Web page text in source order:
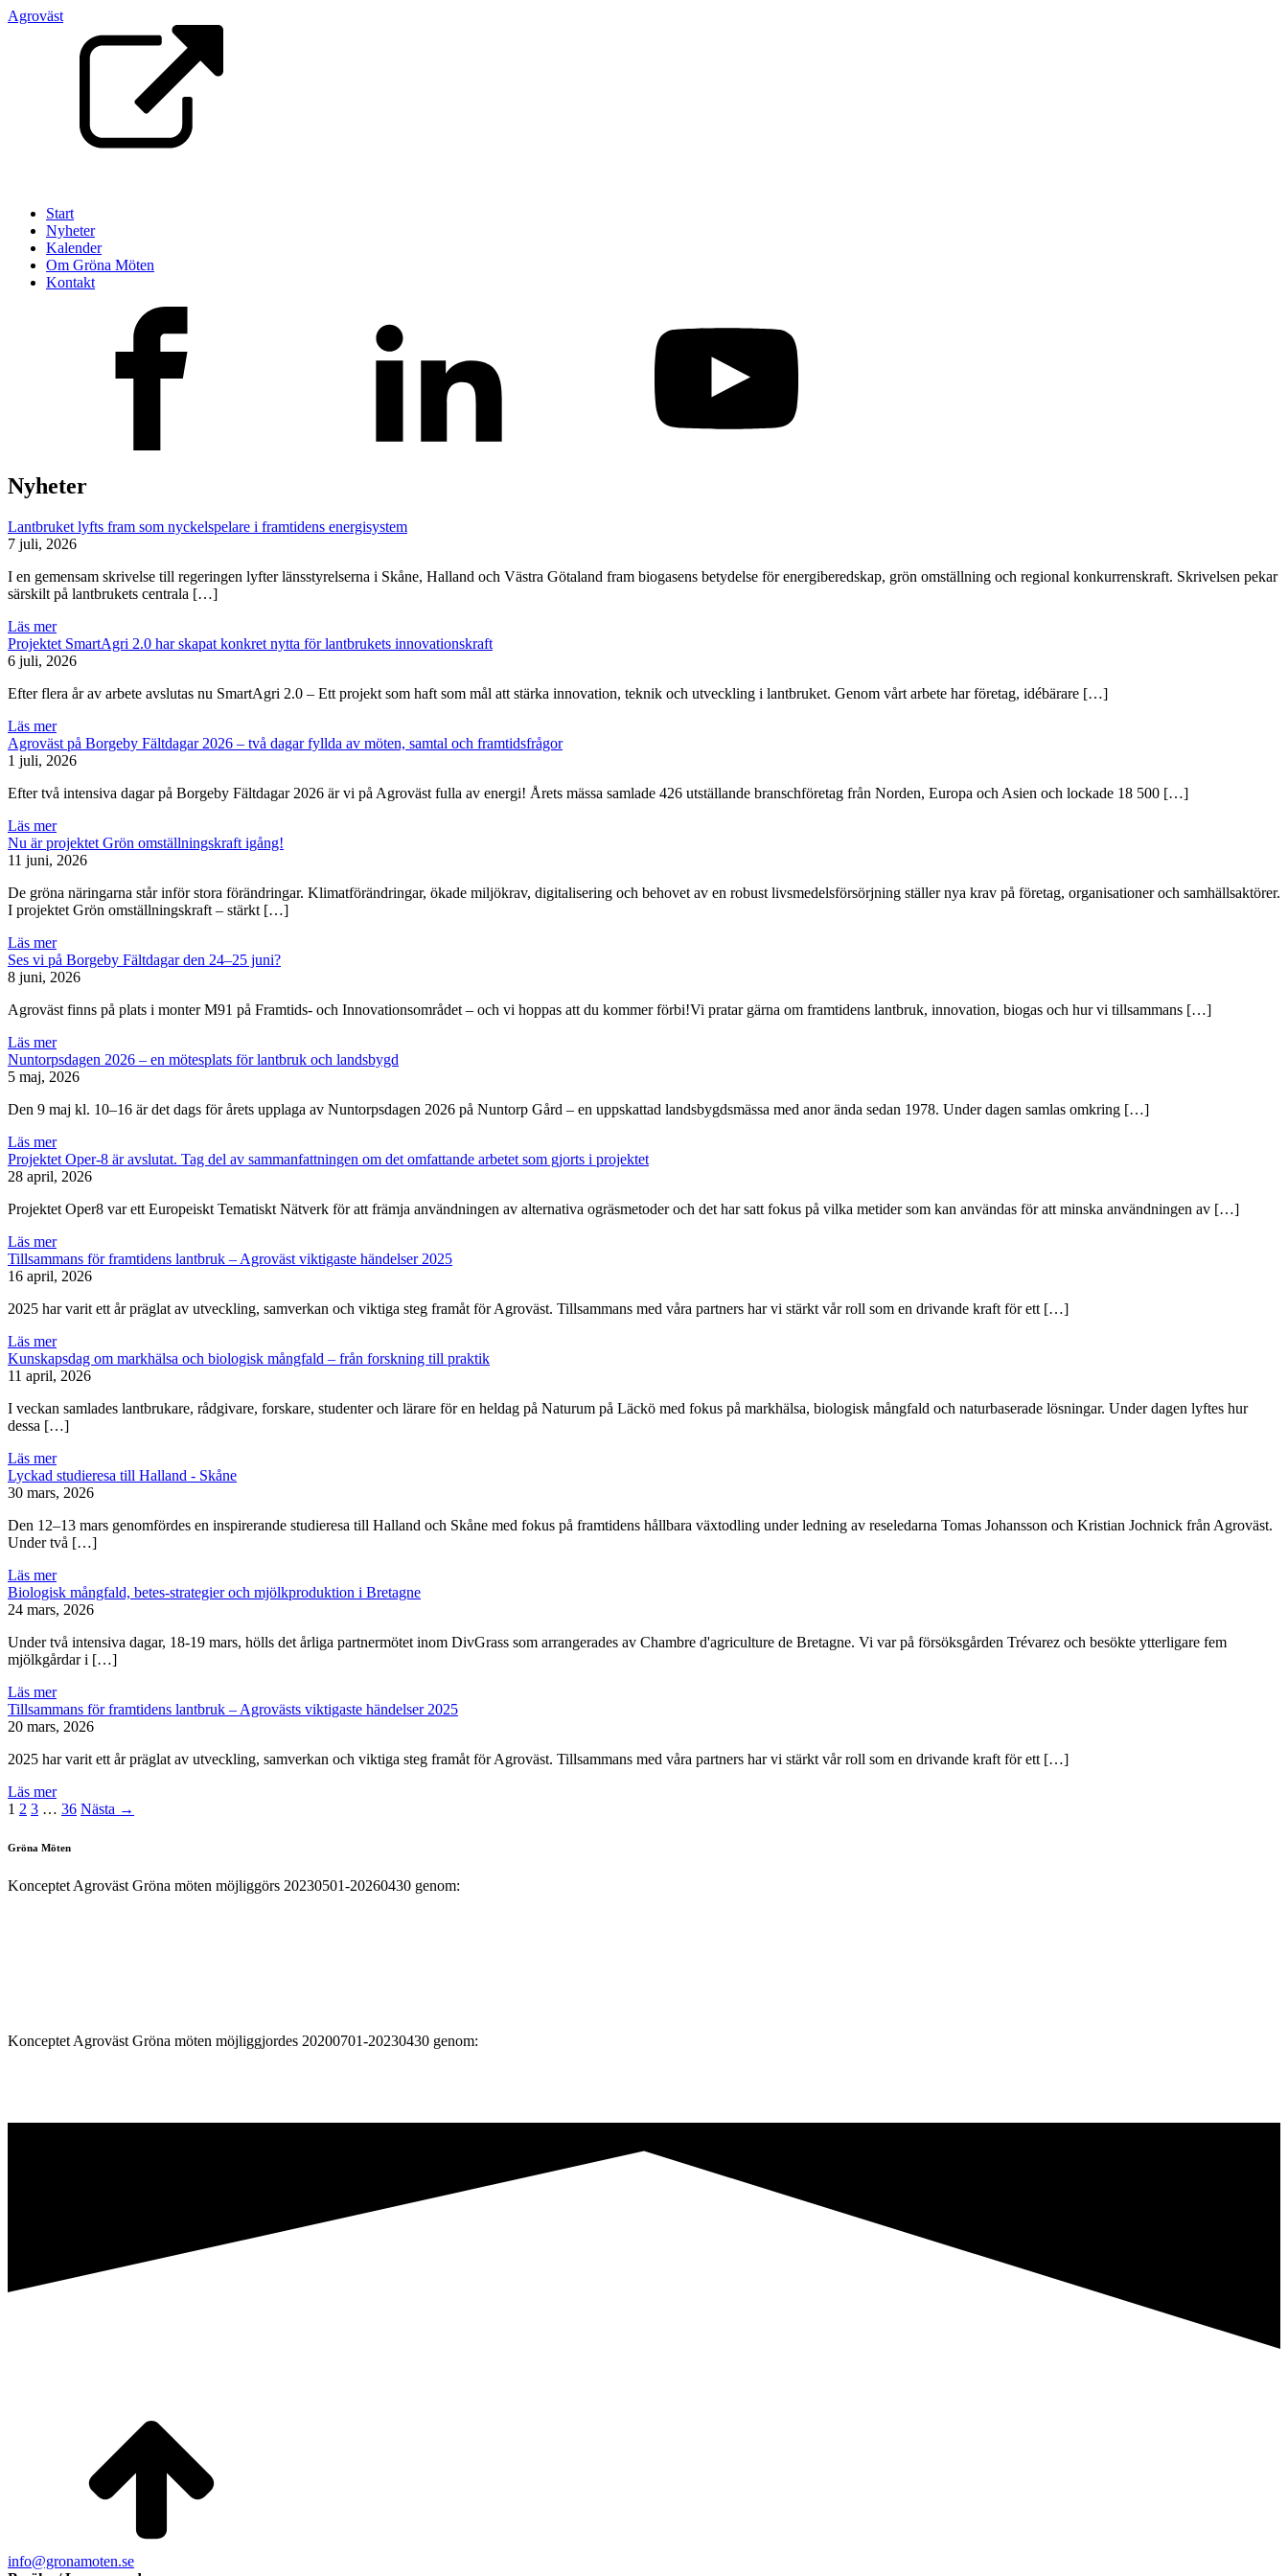
Agroväst
Start
Nyheter
Kalender
Om Gröna Möten
Kontakt
Nyheter
Lantbruket lyfts fram som nyckelspelare i framtidens energisystem
7 juli, 2026
I en gemensam skrivelse till regeringen lyfter länsstyrelserna i Skåne, Halland och Västra Götaland fram biogasens betydelse för energiberedskap, grön omställning och regional konkurrenskraft. Skrivelsen pekar
särskilt på lantbrukets centrala […]
Läs mer
Projektet SmartAgri 2.0 har skapat konkret nytta för lantbrukets innovationskraft
6 juli, 2026
Efter flera år av arbete avslutas nu SmartAgri 2.0 – Ett projekt som haft som mål att stärka innovation, teknik och utveckling i lantbruket. Genom vårt arbete har företag, idébärare […]
Läs mer
Agroväst på Borgeby Fältdagar 2026 – två dagar fyllda av möten, samtal och framtidsfrågor
1 juli, 2026
Efter två intensiva dagar på Borgeby Fältdagar 2026 är vi på Agroväst fulla av energi! Årets mässa samlade 426 utställande branschföretag från Norden, Europa och Asien och lockade 18 500 […]
Läs mer
Nu är projektet Grön omställningskraft igång!
11 juni, 2026
De gröna näringarna står inför stora förändringar. Klimatförändringar, ökade miljökrav, digitalisering och behovet av en robust livsmedelsförsörjning ställer nya krav på företag, organisationer och samhällsaktörer.
I projektet Grön omställningskraft – stärkt […]
Läs mer
Ses vi på Borgeby Fältdagar den 24–25 juni?
8 juni, 2026
Agroväst finns på plats i monter M91 på Framtids- och Innovationsområdet – och vi hoppas att du kommer förbi!Vi pratar gärna om framtidens lantbruk, innovation, biogas och hur vi tillsammans […]
Läs mer
Nuntorpsdagen 2026 – en mötesplats för lantbruk och landsbygd
5 maj, 2026
Den 9 maj kl. 10–16 är det dags för årets upplaga av Nuntorpsdagen 2026 på Nuntorp Gård – en uppskattad landsbygdsmässa med anor ända sedan 1978. Under dagen samlas omkring […]
Läs mer
Projektet Oper-8 är avslutat. Tag del av sammanfattningen om det omfattande arbetet som gjorts i projektet
28 april, 2026
Projektet Oper8 var ett Europeiskt Tematiskt Nätverk för att främja användningen av alternativa ogräsmetoder och det har satt fokus på vilka metider som kan användas för att minska användningen av […]
Läs mer
Tillsammans för framtidens lantbruk – Agroväst viktigaste händelser 2025
16 april, 2026
2025 har varit ett år präglat av utveckling, samverkan och viktiga steg framåt för Agroväst. Tillsammans med våra partners har vi stärkt vår roll som en drivande kraft för ett […]
Läs mer
Kunskapsdag om markhälsa och biologisk mångfald – från forskning till praktik
11 april, 2026
I veckan samlades lantbrukare, rådgivare, forskare, studenter och lärare för en heldag på Naturum på Läckö med fokus på markhälsa, biologisk mångfald och naturbaserade lösningar. Under dagen lyftes hur
dessa […]
Läs mer
Lyckad studieresa till Halland - Skåne
30 mars, 2026
Den 12–13 mars genomfördes en inspirerande studieresa till Halland och Skåne med fokus på framtidens hållbara växtodling under ledning av reseledarna Tomas Johansson och Kristian Jochnick från Agroväst.
Under två […]
Läs mer
Biologisk mångfald, betes-strategier och mjölkproduktion i Bretagne
24 mars, 2026
Under två intensiva dagar, 18-19 mars, hölls det årliga partnermötet inom DivGrass som arrangerades av Chambre d'agriculture de Bretagne. Vi var på försöksgården Trévarez och besökte ytterligare fem
mjölkgårdar i […]
Läs mer
Tillsammans för framtidens lantbruk – Agrovästs viktigaste händelser 2025
20 mars, 2026
2025 har varit ett år präglat av utveckling, samverkan och viktiga steg framåt för Agroväst. Tillsammans med våra partners har vi stärkt vår roll som en drivande kraft för ett […]
Läs mer
1 2 3 … 36 Nästa →
Gröna Möten
Konceptet Agroväst Gröna möten möjliggörs 20230501-20260430 genom:
Konceptet Agroväst Gröna möten möjliggjordes 20200701-20230430 genom:
info@gronamoten.se